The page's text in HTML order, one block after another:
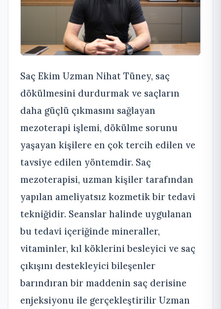
Saç Ekim Uzman Nihat Tüney, saç
dökülmesini durdurmak ve saçların
daha güçlü çıkmasını sağlayan
mezoterapi işlemi, dökülme sorunu
yaşayan kişilere en çok tercih edilen ve
tavsiye edilen yöntemdir. Saç
mezoterapisi, uzman kişiler tarafından
yapılan ameliyatsız kozmetik bir tedavi
tekniğidir. Seanslar halinde uygulanan
bu tedavi içeriğinde mineraller,
vitaminler, kıl köklerini besleyici ve saç
çıkışını destekleyici bileşenler
barındıran bir maddenin saç derisine
enjeksiyonu ile gerçekleştirilir Uzman